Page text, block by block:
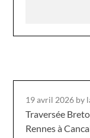
19 avril 2026 by
Traversée
Rennes à